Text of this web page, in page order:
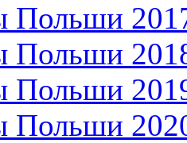
Польши
Польши
Польши
Польши